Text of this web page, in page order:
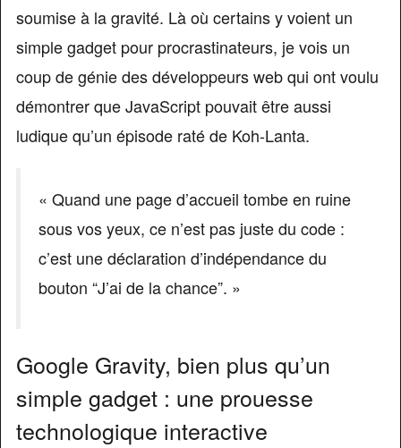
soumise à la gravité. Là où certains y voient un
simple gadget pour procrastinateurs, je vois un
coup de génie des développeurs web qui ont voulu
démontrer que JavaScript pouvait être aussi
ludique qu’un épisode raté de Koh-Lanta.
« Quand une page d’accueil tombe en ruine
sous vos yeux, ce n’est pas juste du code :
c’est une déclaration d’indépendance du
bouton “J’ai de la chance”. »
Google Gravity, bien plus qu’un
simple gadget : une prouesse
technologique interactive